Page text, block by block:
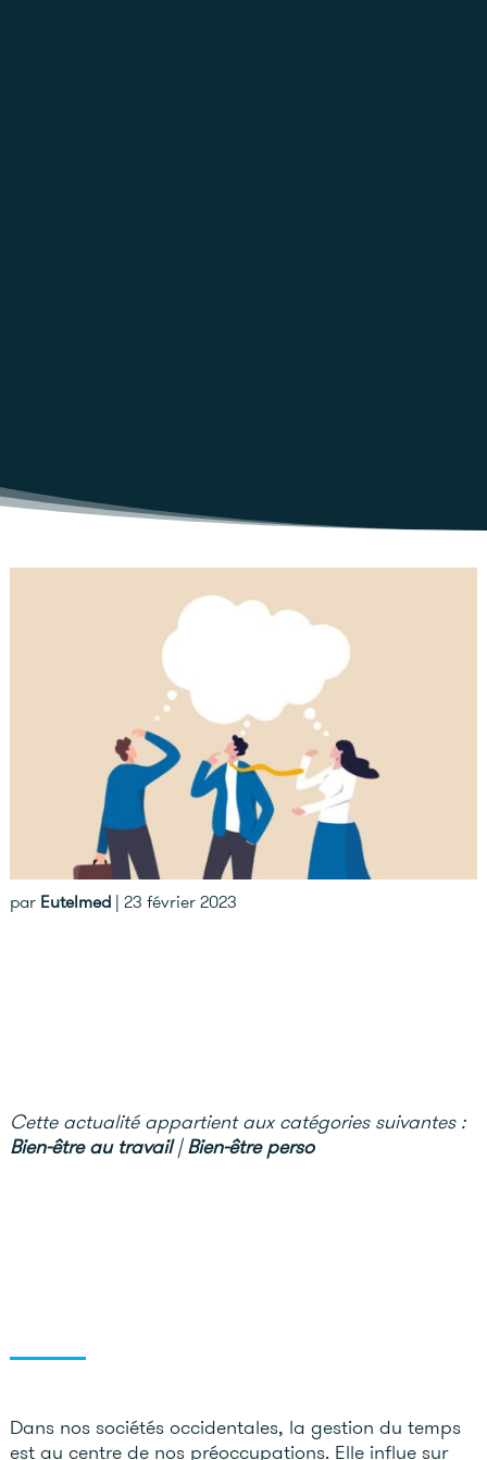
par Eutelmed| 23 février 2023
Cette actualité appartient aux catégories suivantes :
Bien-être au travail|Bien-être perso
Dans nos sociétés occidentales, la gestion du temps
est au centre de nos préoccupations. Elle influe sur